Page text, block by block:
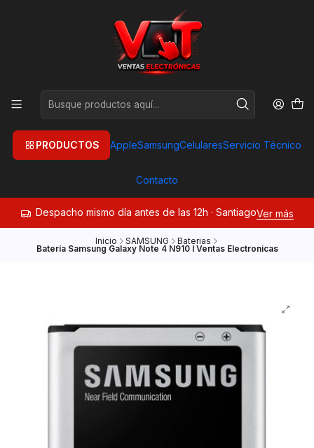
PRODUCTOS AppleSamsungCelularesServicio Técnico
Contacto
Despacho mismo día antes de las 12h · SantiagoVer más
Inicio SAMSUNG Baterias
Batería Samsung Galaxy Note 4 N910 I Ventas Electronicas